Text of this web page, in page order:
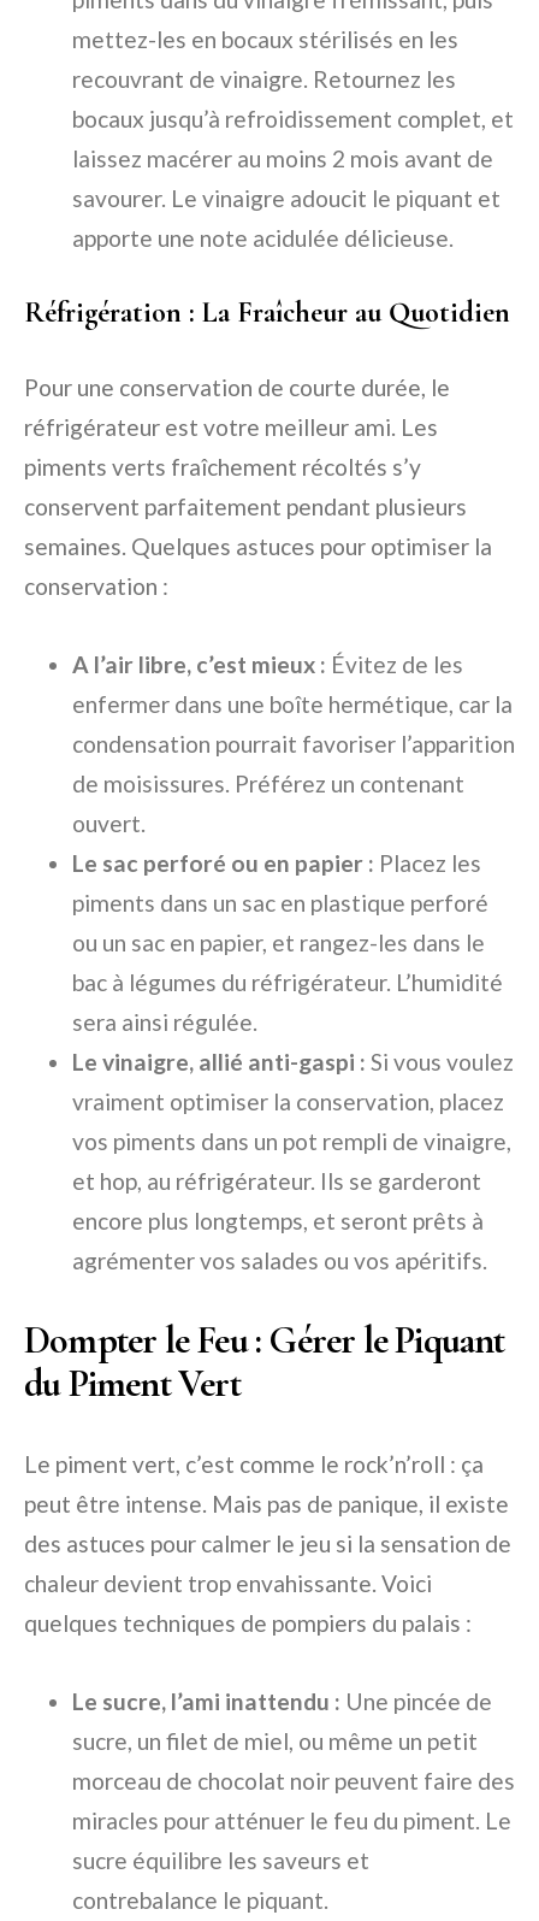
mettez-les en bocaux stérilisés en les
recouvrant de vinaigre. Retournez les
bocaux jusqu’à refroidissement complet, et
laissez macérer au moins 2 mois avant de
savourer. Le vinaigre adoucit le piquant et
apporte une note acidulée délicieuse.
Réfrigération : La Fraîcheur au Quotidien
Pour une conservation de courte durée, le
réfrigérateur est votre meilleur ami. Les
piments verts fraîchement récoltés s’y
conservent parfaitement pendant plusieurs
semaines. Quelques astuces pour optimiser la
conservation :
A l’air libre, c’est mieux : Évitez de les
enfermer dans une boîte hermétique, car la
condensation pourrait favoriser l’apparition
de moisissures. Préférez un contenant
ouvert.
Le sac perforé ou en papier : Placez les
piments dans un sac en plastique perforé
ou un sac en papier, et rangez-les dans le
bac à légumes du réfrigérateur. L’humidité
sera ainsi régulée.
Le vinaigre, allié anti-gaspi : Si vous voulez
vraiment optimiser la conservation, placez
vos piments dans un pot rempli de vinaigre,
et hop, au réfrigérateur. Ils se garderont
encore plus longtemps, et seront prêts à
agrémenter vos salades ou vos apéritifs.
Dompter le Feu : Gérer le Piquant
du Piment Vert
Le piment vert, c’est comme le rock’n’roll : ça
peut être intense. Mais pas de panique, il existe
des astuces pour calmer le jeu si la sensation de
chaleur devient trop envahissante. Voici
quelques techniques de pompiers du palais :
Le sucre, l’ami inattendu : Une pincée de
sucre, un filet de miel, ou même un petit
morceau de chocolat noir peuvent faire des
miracles pour atténuer le feu du piment. Le
sucre équilibre les saveurs et
contrebalance le piquant.